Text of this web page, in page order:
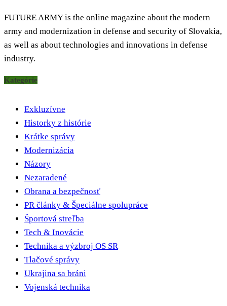
FUTURE ARMY is the online magazine about the modern
army and modernization in defense and security of Slovakia,
as well as about technologies and innovations in defense
industry.
Kategórie
Exkluzívne
Historky z histórie
Krátke správy
Modernizácia
Názory
Nezaradené
Obrana a bezpečnosť
PR články & Špeciálne spolupráce
Športová streľba
Tech & Inovácie
Technika a výzbroj OS SR
Tlačové správy
Ukrajina sa bráni
Vojenská technika